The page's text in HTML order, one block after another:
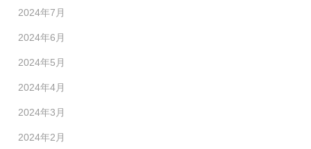
2024年7月
2024年6月
2024年5月
2024年4月
2024年3月
2024年2月